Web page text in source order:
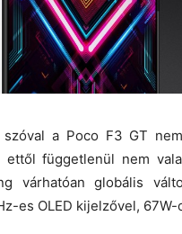
a Poco F3 GT
függetlenül nem
várhatóan globális
es OLED kijelzővel,